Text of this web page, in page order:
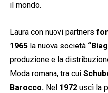
il mondo.
Laura con nuovi partners
1965 la nuova società
produzione e la
Moda romana, tra cui
Barocco. Ne l 1972 uscì la